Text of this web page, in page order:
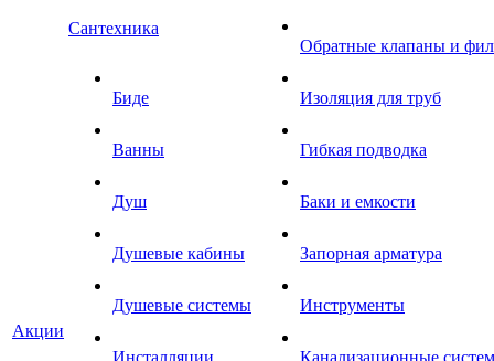
Акции
Сантехника
Биде
Ванны
Душ
Душевые кабины
Душевые системы
Инсталляции
Обратные клапаны и
Изоляция для труб
Гибкая подводка
Баки и емкости
Запорная арматура
Инструменты
Канализационные